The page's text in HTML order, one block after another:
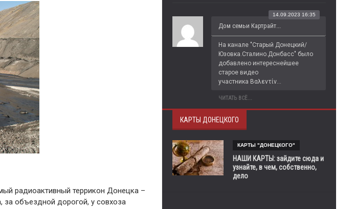
радиоактивный террикон Донецка –
за объездной дорогой, у совхоза
Дом семьи Картрайт...
14.09.2023 16:35
На канале "Старый Донецкий/
Юзовка.Сталино.Донбасс" было
добавлено интереснейшее
старое видео
участника Βαλεντίν...
ЧИТАТЬ ВСЁ...
КАРТЫ ДОНЕЦКОГО
КАРТЫ "ДОНЕЦКОГО"
НАШИ КАРТЫ: зайдите сюда и
узнайте, в чем, собственно,
дело